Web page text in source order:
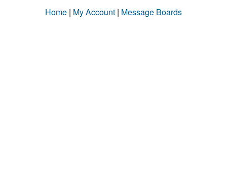
Home | My Account | Message Boards